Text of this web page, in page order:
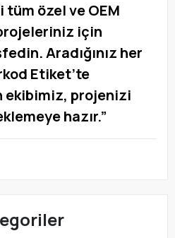
tüm özel ve OEM
için
Aradığınız her
Etiket’te
ekibimiz, projenizi
hazır.”